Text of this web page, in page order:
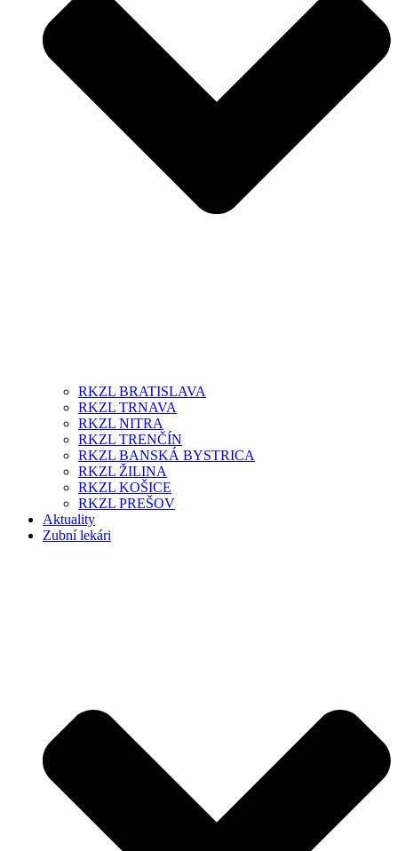
RKZL BRATISLAVA
RKZL TRNAVA
RKZL NITRA
RKZL TRENČÍN
RKZL BANSKÁ BYSTRICA
RKZL ŽILINA
RKZL KOŠICE
RKZL PREŠOV
Aktuality
Zubní lekári